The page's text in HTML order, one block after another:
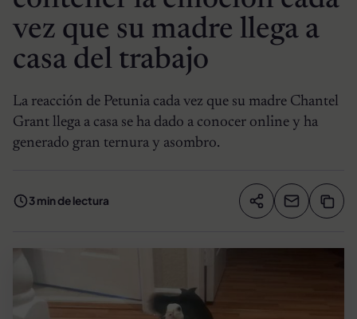
vez que su madre llega a
casa del trabajo
La reacción de Petunia cada vez que su madre Chantel
Grant llega a casa se ha dado a conocer online y ha
generado gran ternura y asombro.
3 min de lectura Compartir